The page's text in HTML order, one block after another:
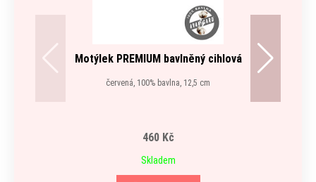
Motýlek PREMIUM bavlněný cihlová
červená, 100% bavlna, 12,5 cm
460 Kč
Skladem